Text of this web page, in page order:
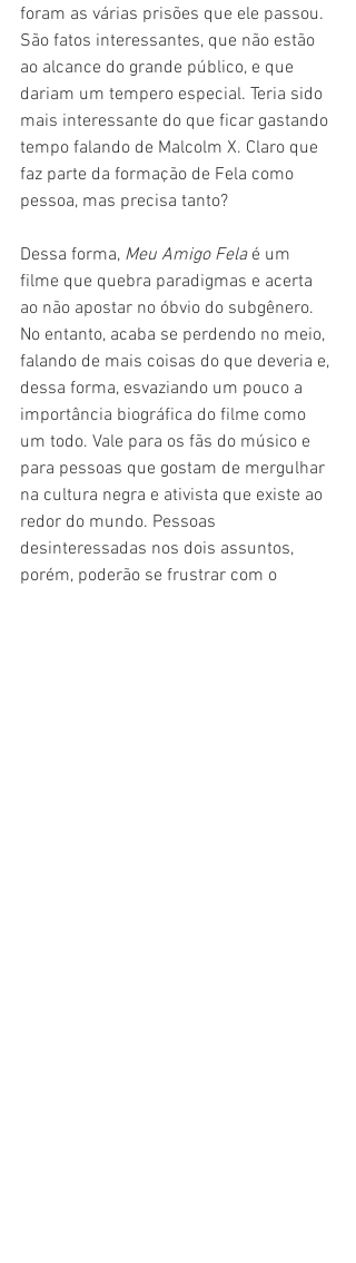
foram as várias prisões que ele passou.
São fatos interessantes, que não estão
ao alcance do grande público, e que
dariam um tempero especial. Teria sido
mais interessante do que ficar gastando
tempo falando de Malcolm X. Claro que
faz parte da formação de Fela como
pessoa, mas precisa tanto?
Dessa forma, Meu Amigo Fela é um
filme que quebra paradigmas e acerta
ao não apostar no óbvio do subgênero.
No entanto, acaba se perdendo no meio,
falando de mais coisas do que deveria e,
dessa forma, esvaziando um pouco a
importância biográfica do filme como
um todo. Vale para os fãs do músico e
para pessoas que gostam de mergulhar
na cultura negra e ativista que existe ao
redor do mundo. Pessoas
desinteressadas nos dois assuntos,
porém, poderão se frustrar com o